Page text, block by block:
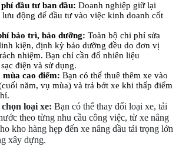
đầu tư ban đầu: Doanh nghiệp giữ lại
động để đầu tư vào việc kinh doanh cốt
bảo trì, bảo dưỡng: Toàn bộ chi phí sửa
kiện, định kỳ bảo dưỡng đều do đơn vị
nhiệm. Bạn chỉ cần đổ nhiên liệu
điện và sử dụng.
cao điểm: Bạn có thể thuê thêm xe vào
năm, vụ mùa) và trả bớt xe khi thấp điểm
loại xe: Bạn có thể thay đổi loại xe, tải
theo từng nhu cầu công việc, từ xe nâng
kho hàng hẹp đến xe nâng dầu tải trọng lớn
xây dựng.